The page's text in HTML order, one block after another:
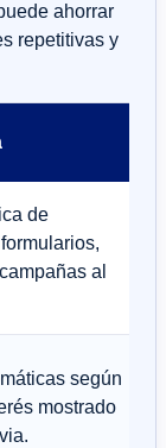
ahorrar
repetitivas y
de
al
según
mostrado